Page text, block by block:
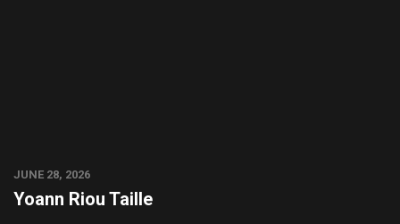
JUNE 28, 2026
Yoann Riou Taille